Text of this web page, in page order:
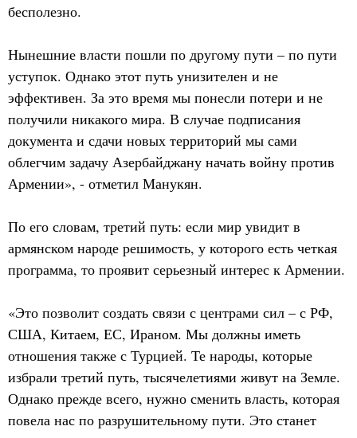
бесполезно.
Нынешние власти пошли по другому пути – по пути
уступок. Однако этот путь унизителен и не
эффективен. За это время мы понесли потери и не
получили никакого мира. В случае подписания
документа и сдачи новых территорий мы сами
облегчим задачу Азербайджану начать войну против
Армении», - отметил Манукян.
По его словам, третий путь: если мир увидит в
армянском народе решимость, у которого есть четкая
программа, то проявит серьезный интерес к Армении.
«Это позволит создать связи с центрами сил – с РФ,
США, Китаем, ЕС, Ираном. Мы должны иметь
отношения также с Турцией. Те народы, которые
избрали третий путь, тысячелетиями живут на Земле.
Однако прежде всего, нужно сменить власть, которая
повела нас по разрушительному пути. Это станет